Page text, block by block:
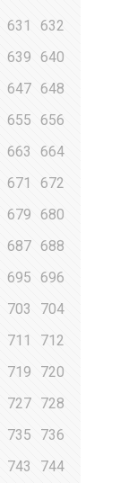
631
632
639 640
647 648
655 656
663
664
671
672
679
680
687 688
695
696
703
704
711
712
719
720
727 728
735
736
743
744